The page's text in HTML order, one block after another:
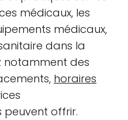
médicaux, les
médicaux,
dans la
notamment des
horaires
peuvent offrir.